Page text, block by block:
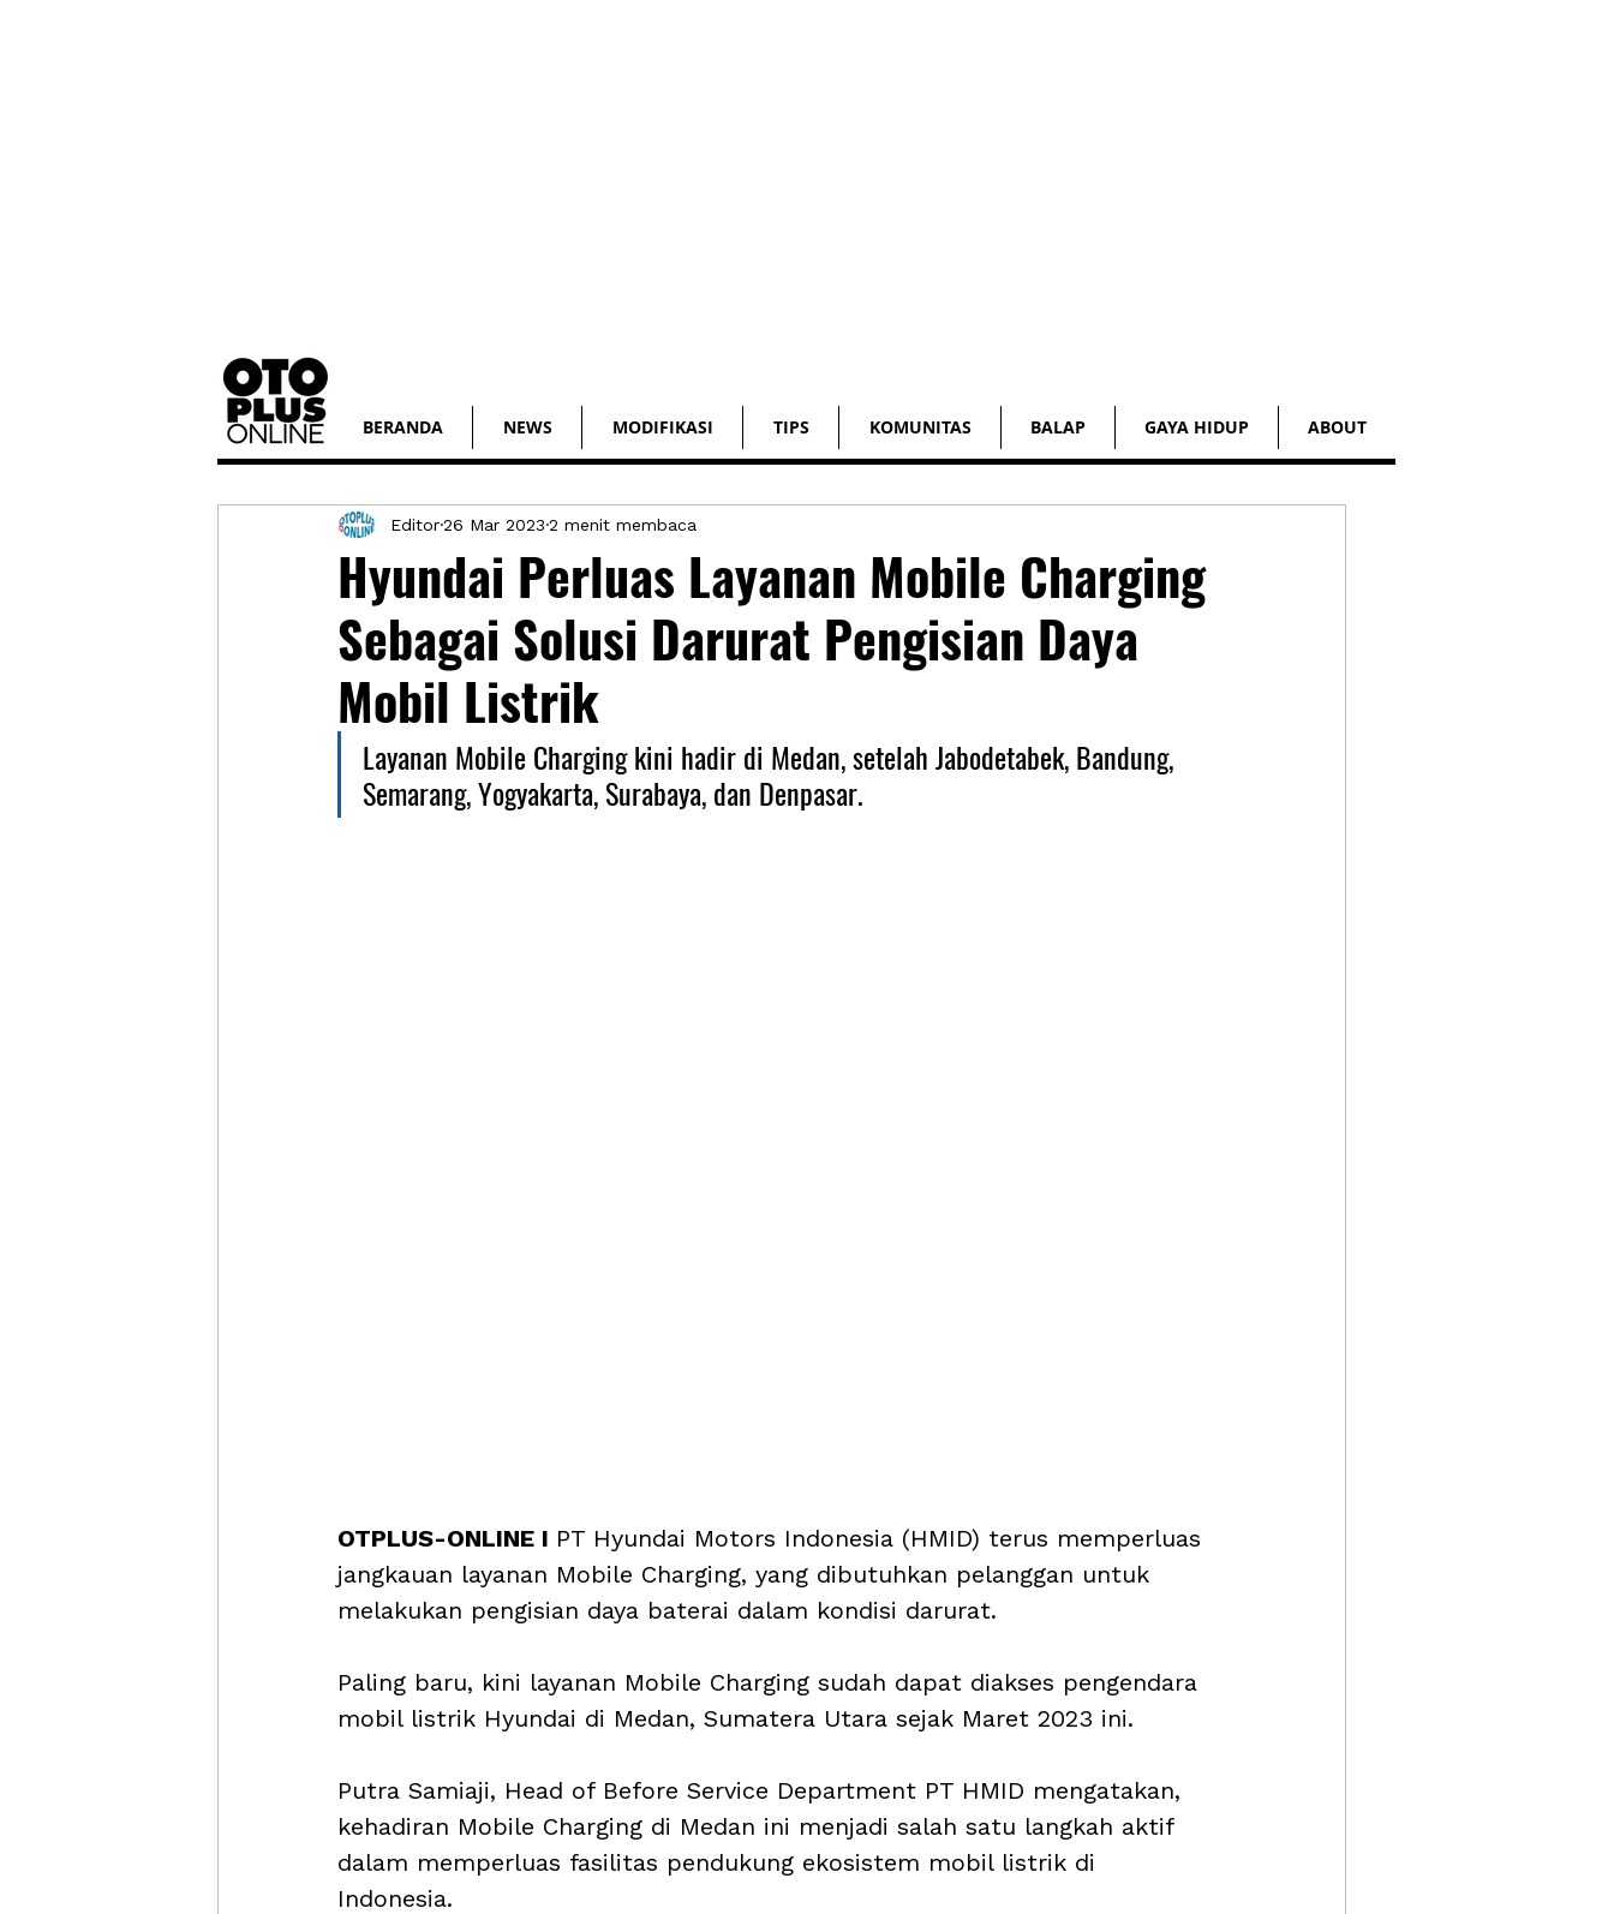
BERANDA NEWS MODIFIKASI TIPS KOMUNITAS BALAP GAYA HIDUP ABOUT
Hyundai Perluas Layanan Mobile Charging
Sebagai Solusi Darurat Pengisian Daya
Mobil Listrik
Editor26 Mar 2023 2 menit membaca
Layanan Mobile Charging kini hadir di Medan, setelah Jabodetabek, Bandung,
Semarang, Yogyakarta, Surabaya, dan Denpasar.
OTPLUS-ONLINE I PT Hyundai Motors Indonesia (HMID) terus memperluas
jangkauan layanan Mobile Charging, yang dibutuhkan pelanggan untuk
melakukan pengisian daya baterai dalam kondisi darurat.
Paling baru, kini layanan Mobile Charging sudah dapat diakses pengendara
mobil listrik Hyundai di Medan, Sumatera Utara sejak Maret 2023 ini.
Putra Samiaji, Head of Before Service Department PT HMID mengatakan,
kehadiran Mobile Charging di Medan ini menjadi salah satu langkah aktif
dalam memperluas fasilitas pendukung ekosistem mobil listrik di
Indonesia.